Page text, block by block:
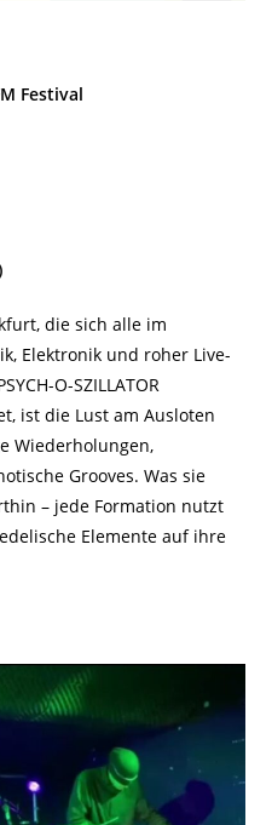
Festival
die sich alle im
Elektronik und roher Live-
O-SZILLATOR
ist die Lust am Ausloten
Wiederholungen,
Grooves. Was sie
– jede Formation nutzt
Elemente auf ihre